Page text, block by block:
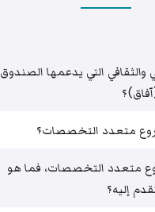
والثقافي التي يدعمها الصندوق
متعدد التخصصات؟
متعدد التخصصات، فما هو
إليه؟